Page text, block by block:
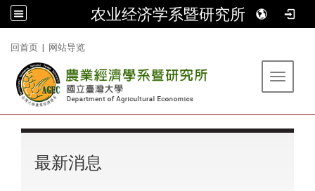
农业经济学系暨研究所
回首页 | 网站导览
Toggle
最新消息